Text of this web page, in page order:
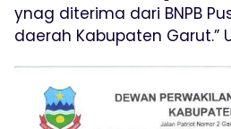
ynag diterima dari BNPB
daerah Kabupaten Garut.”